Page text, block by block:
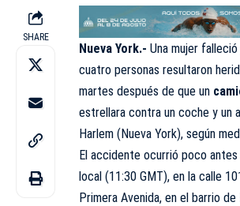
SHARE
Nueva York.- Una mujer
cuatro personas resultaron
martes después de que un
estrellara contra un coche y un
Harlem (Nueva York), según
El accidente ocurrió poco antes
local (11:30 GMT), en la calle
Primera Avenida, en el barrio de